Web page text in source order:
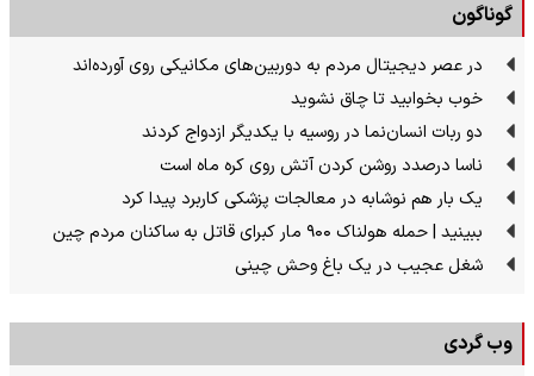
گوناگون
در عصر دیجیتال مردم به دوربین‌های مکانیکی روی آورده‌اند
خوب بخوابید تا چاق نشوید
دو ربات انسان‌نما در روسیه با یکدیگر ازدواج کردند
ناسا درصدد روشن کردن آتش روی کره ماه است
یک بار هم نوشابه در معالجات پزشکی کاربرد پیدا کرد
ببینید | حمله هولناک ۹۰۰ مار کبرای قاتل به ساکنان مردم چین
شغل عجیب در یک باغ وحش چینی
وب گردی